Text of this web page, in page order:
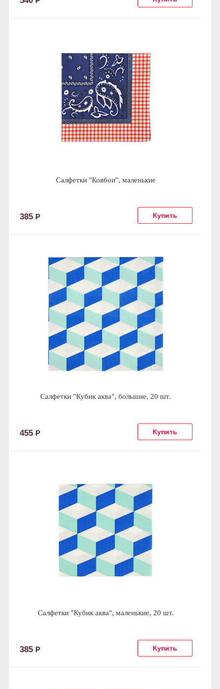
Салфетки "Ковбои", маленькие
385 Р
Салфетки "Кубик аква", большие, 20 шт.
455 Р
Салфетки "Кубик аква", маленькие, 20 шт.
385 Р